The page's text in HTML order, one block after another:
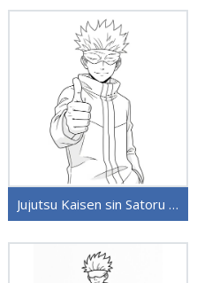
Jujutsu Kaisen sin Satoru Gojo